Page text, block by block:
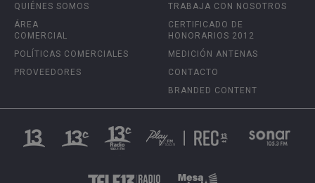
QUIÉNES SOMOS
ÁREA
COMERCIAL
POLÍTICAS COMERCIALES
PROVEEDORES
TRABAJA CON NOSOTROS
CERTIFICADO DE
HONORARIOS 2012
MEDICIÓN ANTENAS
CONTACTO
BRANDED CONTENT